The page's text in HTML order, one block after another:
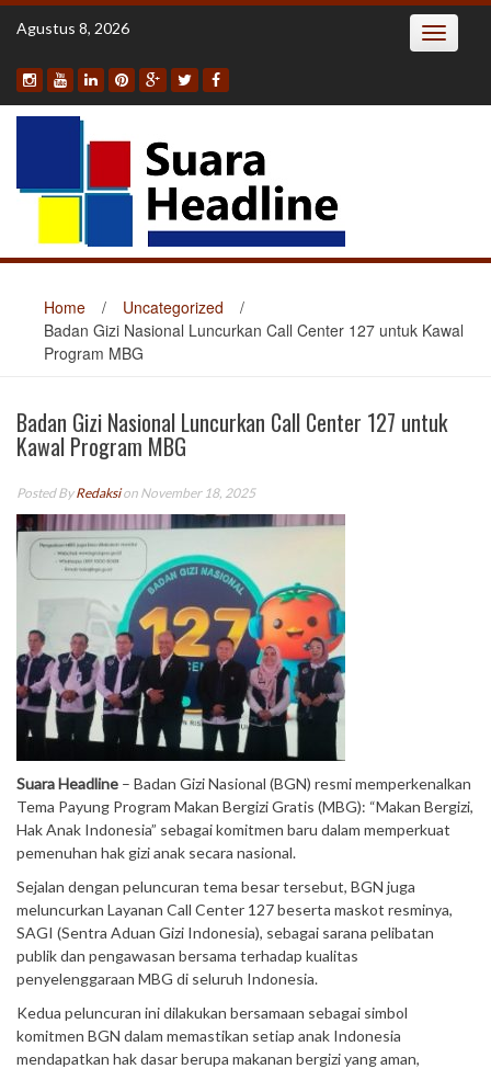
Skip
Agustus 8, 2026 Toggle
Home / Uncategorized
/
Badan Gizi Nasional Luncurkan Call Center 127 untuk Kawal
Program MBG
Badan Gizi Nasional Luncurkan Call Center 127 untuk
Kawal Program MBG
Posted ByRedaksion November 18, 2025
Suara Headline – Badan Gizi Nasional (BGN) resmi memperkenalkan
Tema Payung Program Makan Bergizi Gratis (MBG): “Makan Bergizi,
Hak Anak Indonesia” sebagai komitmen baru dalam memperkuat
pemenuhan hak gizi anak secara nasional.
Sejalan dengan peluncuran tema besar tersebut, BGN juga
meluncurkan Layanan Call Center 127 beserta maskot resminya,
SAGI (Sentra Aduan Gizi Indonesia), sebagai sarana pelibatan
publik dan pengawasan bersama terhadap kualitas
penyelenggaraan MBG di seluruh Indonesia.
Kedua peluncuran ini dilakukan bersamaan sebagai simbol
komitmen BGN dalam memastikan setiap anak Indonesia
mendapatkan hak dasar berupa makanan bergizi yang aman,